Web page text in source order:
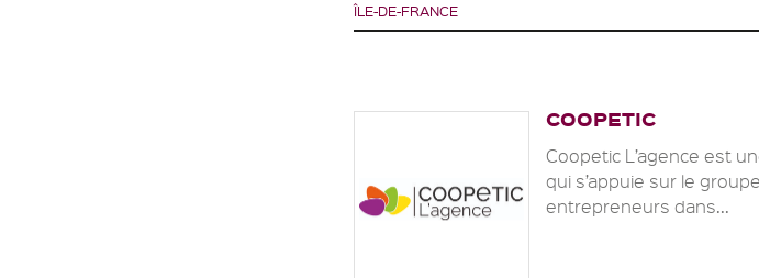
ÎLE-DE-FRANCE
COOPETIC
Coopetic L’agence est
qui s’appuie sur le
entrepreneurs dans...